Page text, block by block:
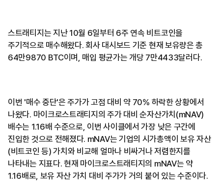
스트래티지는 지난 10월 6일부터 6주 연속 비트코인을
주기적으로 매수해왔다. 회사 대시보드 기준 현재 보유량은 총
64만9870 BTC이며, 매입 평균가는 개당 7만4433달러다.
이번 '매수 중단'은 주가가 고점 대비 약 70% 하락한 상황에서
나왔다. 마이크로스트래티지의 주가 대비 순자산가치(mNAV)
배수는 1.16배 수준으로, 이번 사이클에서 가장 낮은 구간에
진입한 것으로 전해졌다. mNAV는 기업의 시가총액이 보유 자산
(비트코인 등) 가치와 비교해 얼마나 비싸거나 저렴한지를
나타내는 지표다. 현재 마이크로스트래티지의 mNAV는 약
1.16배로, 보유 자산 가치 대비 주가가 거의 붙어 있는 수준이다.